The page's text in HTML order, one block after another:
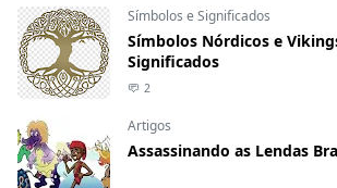
Símbolos e Significados
Símbolos Nórdicos e
Significados
2
Artigos
Assassinando as Lendas